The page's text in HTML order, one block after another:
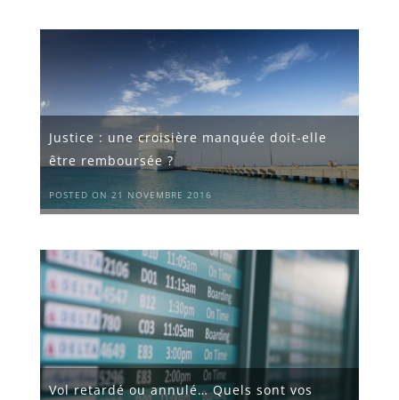
Justice : une croisière manquée doit-elle
être remboursée ?
POSTED ON 21 NOVEMBRE 2016
Vol retardé ou annulé… Quels sont vos